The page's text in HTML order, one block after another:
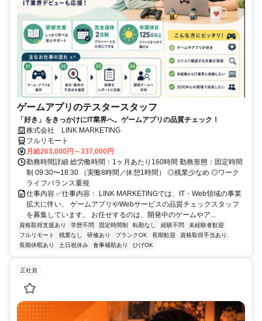
ゲームアプリのテスタースタッフ
「好き」をきっかけにIT業界へ。ゲームアプリの品質チェック！
株式会社 LINK MARKETING
フルリモート
月給263,000円～337,000円
勤務時間詳細 総労働時間：1ヶ月あたり160時間 勤務形態：固定時間
制 09:30〜18:30 （実働8時間／休憩1時間） ◎残業少なめ ◎ワーク
ライフバランス重視
仕事内容 ✅仕事内容： LINK MARKETINGでは、IT・Web領域の事業
拡大に伴い、 ゲームアプリやWebサービスの品質チェックスタッフ
を募集しています。 お任せするのは、開発中のゲームやア...
資格取得支援あり 学歴不問 固定時間制 転勤なし 経験不問
未経験者歓迎
フルリモート
残業なし 研修あり ブランクOK 長期歓迎
資格取得手当あり
長期休暇あり
土日祝休み 食事補助あり ひげOK
正社員